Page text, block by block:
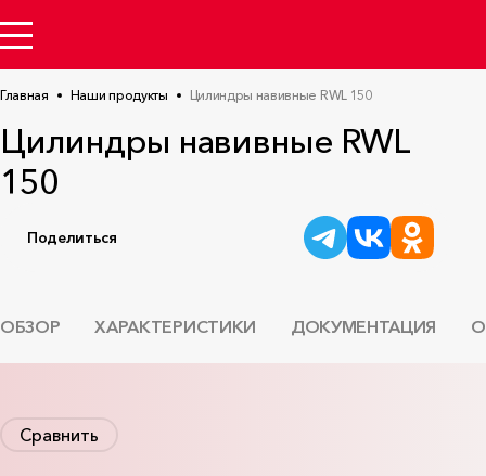
Главная Наши продукты Цилиндры навивные RWL 150
Цилиндры навивные RWL
150
Поделиться
ОБЗОР ХАРАКТЕРИСТИКИ ДОКУМЕНТАЦИЯ
Сравнить